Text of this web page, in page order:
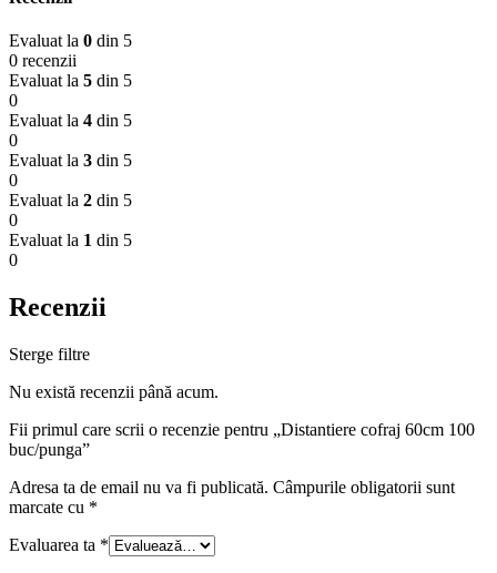
Evaluat la 0 din 5
0 recenzii
Evaluat la 5 din 5
0
Evaluat la 4 din 5
0
Evaluat la 3 din 5
0
Evaluat la 2 din 5
0
Evaluat la 1 din 5
0
Recenzii
Sterge filtre
Nu există recenzii până acum.
Fii primul care scrii o recenzie pentru „Distantiere cofraj 60cm 100
buc/punga”
Adresa ta de email nu va fi publicată. Câmpurile obligatorii sunt
marcate cu *
Evaluarea ta *